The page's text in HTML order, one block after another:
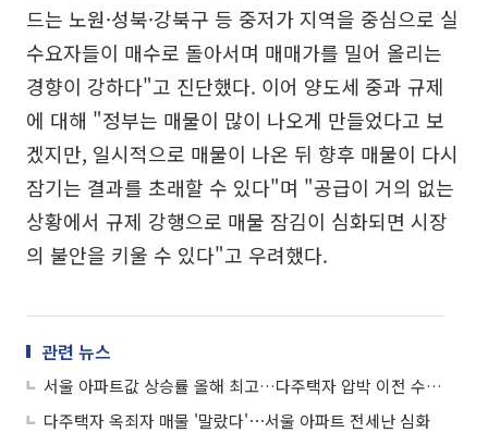
드는 노원·성북·강북구 등 중저가 지역을 중심으로 실
수요자들이 매수로 돌아서며 매매가를 밀어 올리는
경향이 강하다"고 진단했다. 이어 양도세 중과 규제
에 대해 "정부는 매물이 많이 나오게 만들었다고 보
겠지만, 일시적으로 매물이 나온 뒤 향후 매물이 다시
잠기는 결과를 초래할 수 있다"며 "공급이 거의 없는
상황에서 규제 강행으로 매물 잠김이 심화되면 시장
의 불안을 키울 수 있다"고 우려했다.
관련 뉴스
서울 아파트값 상승률 올해 최고…다주택자 압박 이전 수준으로
다주택자 옥죄자 매물 '말랐다'⋯서울 아파트 전세난 심화